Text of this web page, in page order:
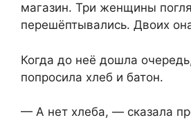
магазин. Три женщины
перешёптывались. Двоих
Когда до неё дошла
попросила хлеб и батон.
— А нет хлеба, — сказала